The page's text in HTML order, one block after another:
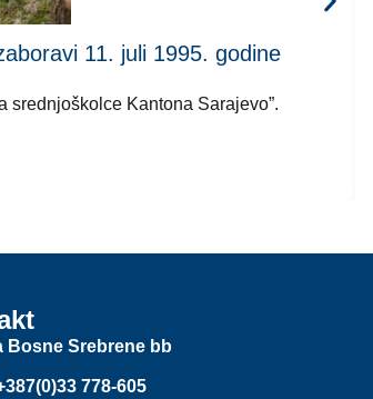
11. juli 1995. godine
srednjoškolce Kantona Sarajevo”.
Bosne Srebrene bb
778-605